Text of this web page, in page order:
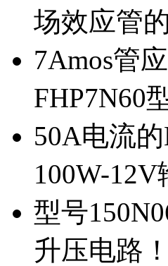
场效应管
7Amos管
FHP7N60
50A电流
100W-
型号
升压电路！